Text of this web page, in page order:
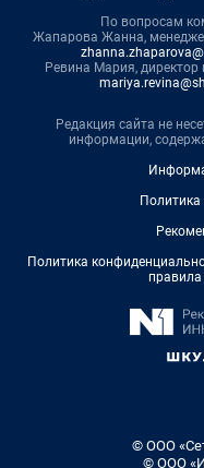
По вопросам
Жапарова Жанна,
Ревина Мария,
Редакция сайта не
информации,
Политика
Политика
© ООО
© ООО